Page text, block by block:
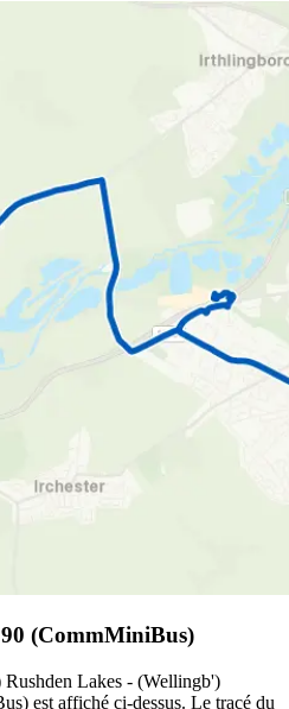
(CommMiniBus)
Lakes - (Wellingb')
est affiché ci-dessus. Le tracé du